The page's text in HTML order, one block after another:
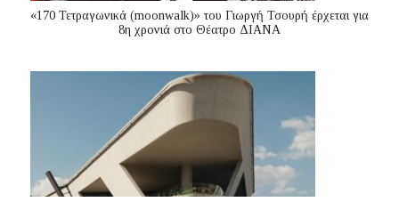
«170 Τετραγωνικά (moonwalk)» του Γιωργή Τσουρή έρχεται για
8η χρονιά στο Θέατρο ΔΙΑΝΑ